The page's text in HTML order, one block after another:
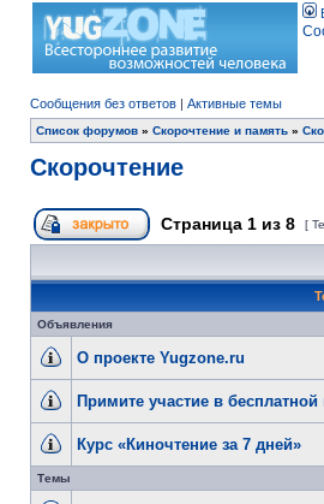
Сообщения без ответов | Активные темы
Список форумов » Скорочтение и память »
Скорочтение
Страница 1 из 8 [
Объявления
О проекте Yugzone.ru
Примите участие в
Курс «Киночтение за 7 дней»
Темы